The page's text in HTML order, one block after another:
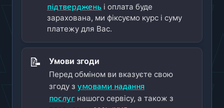
підтверджень і оплата буде
зарахована, ми фіксуємо курс і суму
платежу для Вас.
📝
Умови згоди
Перед обміном ви вказуєте свою
згоду з умовами надання
послуг нашого сервісу, а також з